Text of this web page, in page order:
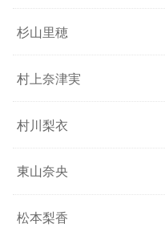
杉山里穂
村上奈津実
村川梨衣
東山奈央
松本梨香